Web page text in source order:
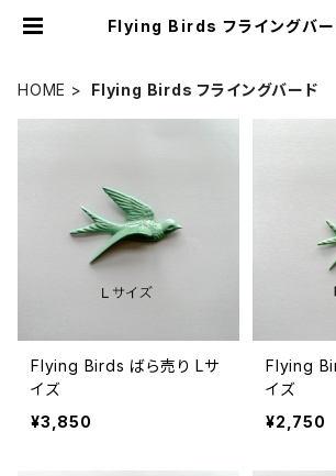
Flying Birds フライングバ
HOME Flying Birds フライングバード
Flying Birds ばら売り Lサ
イズ
¥3,850
Flying
イズ
¥2,750